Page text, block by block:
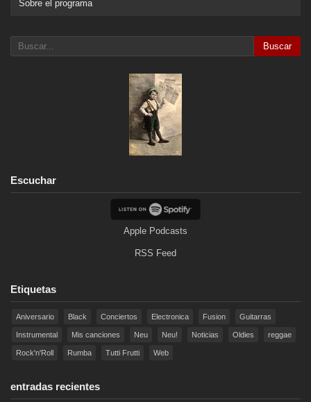
Sobre el programa
Buscar
Escuchar
Apple Podcasts
RSS Feed
Etiquetas
Aniversario Black Conciertos Electronica Fusion Guitarras
Instrumental Mis canciones Neu Neu! Noticias Oldies reggae
Rock'n'Roll Rumba Tutti Frutti Web
entradas recientes